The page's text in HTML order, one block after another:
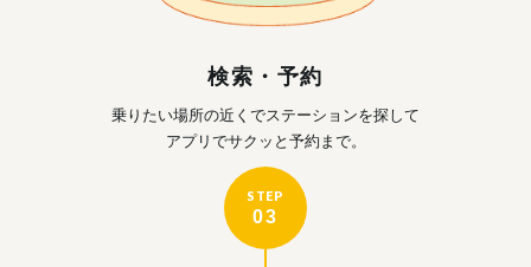
検索・予約
乗りたい場所の近くでステーションを探して
アプリでサクッと予約まで。
STEP
03